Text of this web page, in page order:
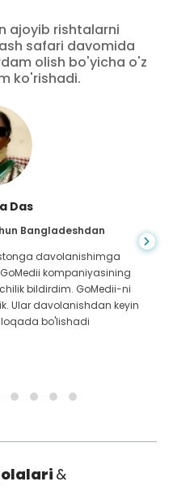
ajoyib rishtalarni
safari davomida
olish bo'yicha o'z
ko'rishadi.
Das
Bangladeshdan
davolanishimga
kompaniyasining
bildirdim. GoMedii-ni
Ular davolanishdan keyin
bo'lishadi
&